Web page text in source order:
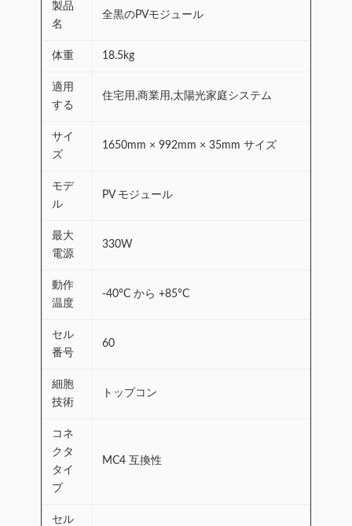
製品
名
全黒のPVモジュール
体重 18.5kg
適用
する
住宅用,商業用,太陽光家庭システム
サイ
ズ
1650mm × 992mm × 35mm サイズ
モデ
ル
PV モジュール
最大
電源
330W
動作
温度
-40°C から +85°C
セル
番号
60
細胞
技術
トップコン
コネ
クタ
タイ
プ
MC4 互換性
セル